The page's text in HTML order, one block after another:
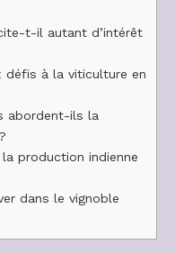
t-il autant d’intérêt
défis à la viticulture en
abordent-ils la
production indienne
dans le vignoble